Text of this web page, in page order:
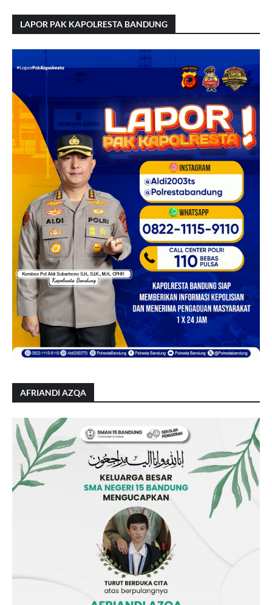
LAPOR PAK KAPOLRESTA BANDUNG
AFRIANDI AZQA